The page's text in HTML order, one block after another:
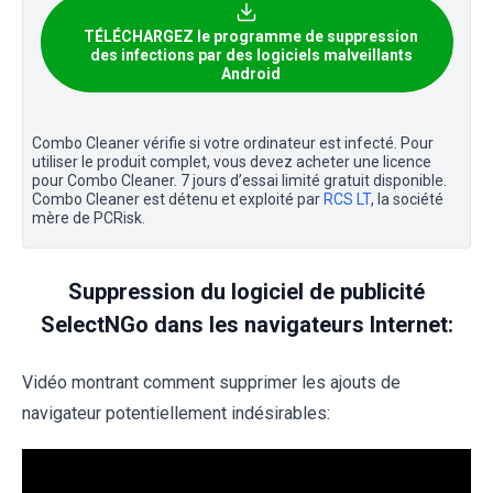
TÉLÉCHARGEZ le programme de suppression
des infections par des logiciels malveillants
Android
Combo Cleaner vérifie si votre ordinateur est infecté. Pour
utiliser le produit complet, vous devez acheter une licence
pour Combo Cleaner. 7 jours d’essai limité gratuit disponible.
Combo Cleaner est détenu et exploité par RCS LT, la société
mère de PCRisk.
Suppression du logiciel de publicité
SelectNGo dans les navigateurs Internet:
Vidéo montrant comment supprimer les ajouts de
navigateur potentiellement indésirables: